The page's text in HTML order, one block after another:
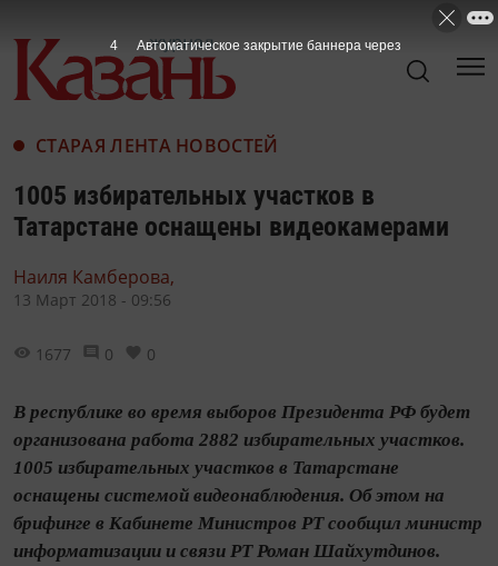
СТАРАЯ ЛЕНТА НОВОСТЕЙ
1005 избирательных участков в
Татарстане оснащены видеокамерами
Наиля Камберова,
13 Март 2018 - 09:56
1677 0 0
В республике во время выборов Президента РФ будет
организована работа 2882 избирательных участков.
1005 избирательных участков в Татарстане
оснащены системой видеонаблюдения. Об этом на
брифинге в Кабинете Министров РТ сообщил министр
информатизации и связи РТ Роман Шайхутдинов.
3 Автоматическое закрытие баннера через